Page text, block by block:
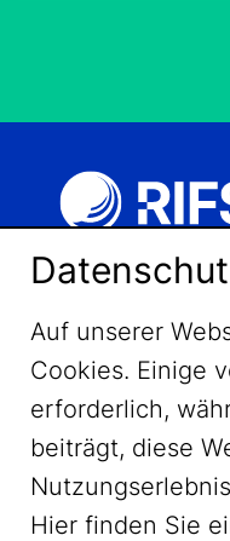
Auf unserer
Cookies. Einige
erforderlich,
beiträgt, diese
Hier finden Sie